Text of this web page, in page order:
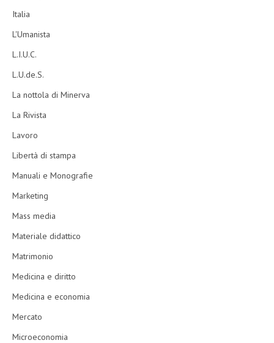
Italia
L'Umanista
L.I.U.C.
L.U.de.S.
La nottola di Minerva
La Rivista
Lavoro
Libertà di stampa
Manuali e Monografie
Marketing
Mass media
Materiale didattico
Matrimonio
Medicina e diritto
Medicina e economia
Mercato
Microeconomia